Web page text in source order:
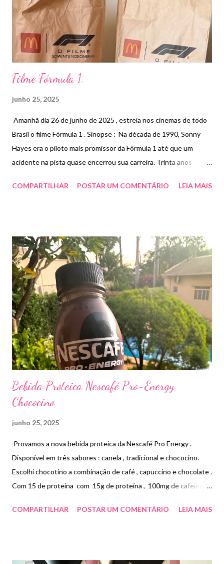
Filme Fórmula 1.
junho 25, 2025
Amanhã dia 26 de junho de 2025 , estreia nos cinemas de todo
Brasil o filme Fórmula 1 . Sinopse : Na década de 1990, Sonny
Hayes era o piloto mais promissor da Fórmula 1 até que um
acidente na pista quase encerrou sua carreira. Trinta anos
dificuldades convence Sonny a voltar a correr e se tornar o
refrigerante e fritas mais a réplica do carro por R$97,50 ou
R$74,90 apenas o carro . São duas miniaturas disponíveis : uma
com a pintura nas cores do McDonald’s e a outra com a pintura
sa APXGP que é a escuderia do protagonista do filme . Em
apenas uma hora após a abertura da rede de fast food, só
conseguimos comprar um modelo já que o outro havia esgotado
. Alguém mais animado com a estreia do filme ?
COMPARTILHAR POSTAR UM COMENTÁRIO LEIA MAIS
Bebida Proteica Nescafé Pro-Energy
Chococino
junho 25, 2025
Provamos a nova bebida proteica da Nescafé Pro Energy .
Disponível em três sabores : canela , tradicional e chococino.
Escolhi chocotino a combinação de café , capuccino e chocolate .
Com 15 de proteína com 15g de proteína , 100mg de cafeína e
praticidade . Achei bem gostoso , encorpado e com aroma
COMPARTILHAR POSTAR UM COMENTÁRIO LEIA MAIS